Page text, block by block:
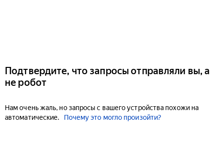
Подтвердите, что запросы отправляли вы, а
не робот
Нам очень жаль, но запросы с вашего устройства похожи на
автоматические.
Почему это могло произойти?